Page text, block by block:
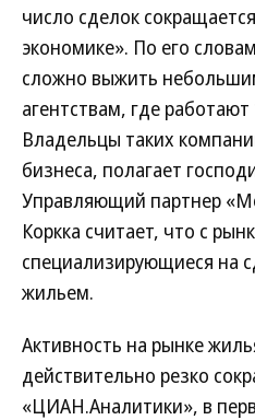
число сделок
экономике». По его
сложно выжить
агентствам, где
Владельцы таких
бизнеса, полагает
Управляющий партнер
Коркка считает, что с
специализирующиеся на
жильем.
Активность на рынке
действительно резко
«ЦИАН.Аналитики», в